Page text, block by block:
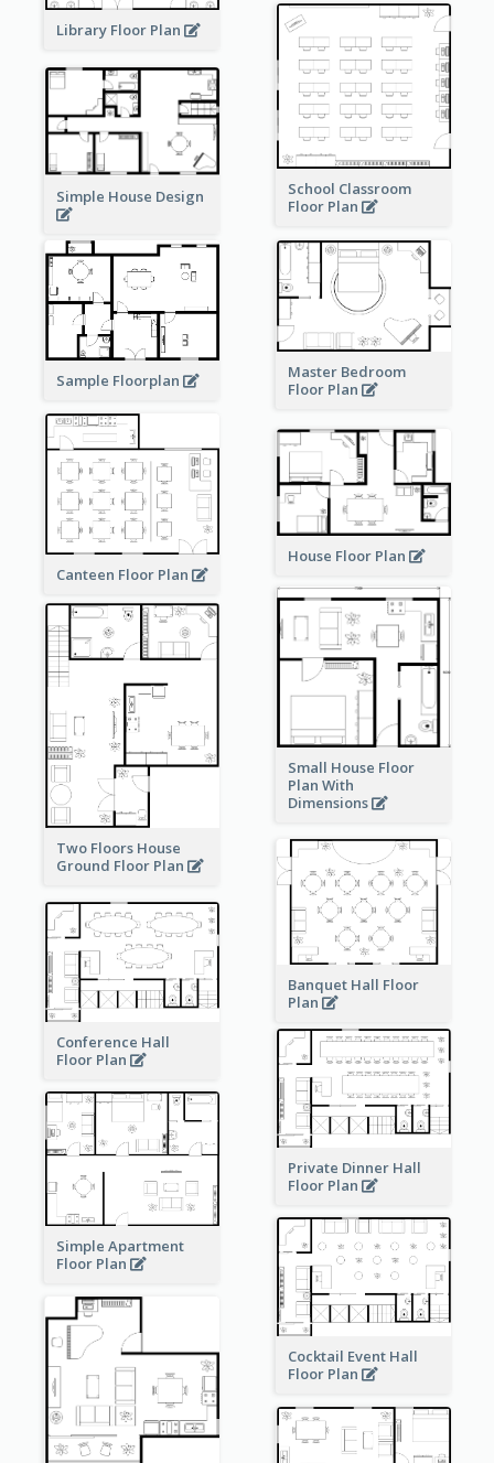
Library Floor Plan
School Classroom
Floor Plan
Simple House Design
Sample Floorplan
Master Bedroom
Floor Plan
Canteen Floor Plan
House Floor Plan
Small House Floor
Plan With
Dimensions
Two Floors House
Ground Floor Plan
Banquet Hall Floor
Plan
Conference Hall
Floor Plan
Private Dinner Hall
Floor Plan
Simple Apartment
Floor Plan
Cocktail Event Hall
Floor Plan